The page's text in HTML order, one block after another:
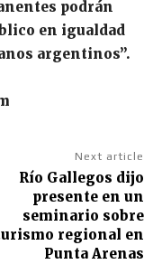
podrán
en igualdad
argentinos”.
Next article
Río Gallegos dijo
presente en un
seminario sobre
regional en
Punta Arenas